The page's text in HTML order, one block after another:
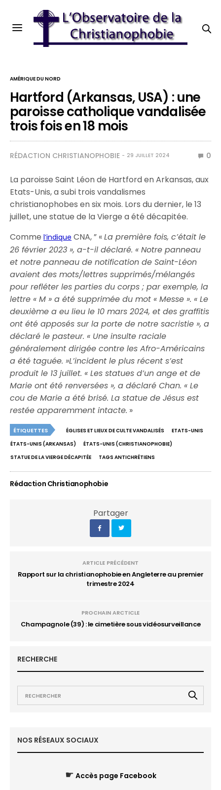
AMÉRIQUE DU NORD
Hartford (Arkansas, USA) : une
paroisse catholique vandalisée
trois fois en 18 mois
RÉDACTION CHRISTIANOPHOBIE 29 JUILLET 2024 0
La paroisse Saint Léon de Hartford en Arkansas, aux
Etats-Unis, a subi trois vandalismes
christianophobes en six mois. Lors du dernier, le 13
juillet, une statue de la Vierge a été décapitée.
Commel’indique CNA, ” «La première fois, c’était le
26 février 2023 », a-t-il déclaré. « Notre panneau
et notre panneau de notification de Saint-Léon
avaient des mots/lettres supprimés/mélangés
pour refléter les parties du corps ; par exemple, la
lettre « M » a été supprimée du mot « Messe ». « Le
deuxième a eu lieu le 10 mars 2024, et des graffitis
ont été apposés sur la porte de notre sacristie », a
déclaré le pasteur. « Une insulte raciale
généralement dirigée contre les Afro-Américains
a été taguée. »L’incident le plus récent s’est
produit le 13 juillet. « Les statues d’un ange et de
Marie ont été renversées », a déclaré Chan. « Le
cou de Marie a été brisé. La statue de Jésus est
restée apparemment intacte. »
ÉTIQUETTES ÉGLISES ET LIEUX DE CULTE VANDALISÉS
ETATS-UNIS
ÉTATS-UNIS (ARKANSAS)
ÉTATS-UNIS (CHRISTIANOPHOBIE)
STATUE DE LA VIERGE DÉCAPITÉE
TAGS ANTICHRÉTIENS
Rédaction Christianophobie
Partager
ARTICLE PRÉCÉDENT
Rapport sur la christianophobie en Angleterre au premier
trimestre 2024
PROCHAIN ARCTICLE
Champagnole (39) : le cimetière sous vidéosurveillance
RECHERCHE
NOS RÉSEAUX SOCIAUX
☛ Accès page Facebook